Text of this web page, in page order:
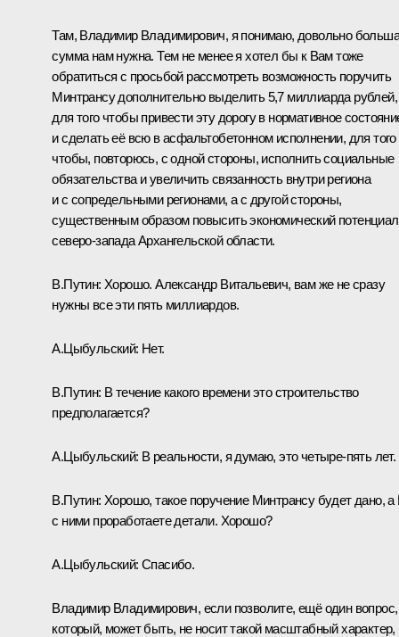
Там, Владимир Владимирович, я понимаю, довольно
сумма нам нужна. Тем не менее я хотел бы к Вам тоже
обратиться с просьбой рассмотреть возможность поручить
Минтрансу дополнительно выделить 5,7 миллиарда рублей,
для того чтобы привести эту дорогу в нормативное
и сделать её всю в асфальтобетонном исполнении, для того
чтобы, повторюсь, с одной стороны, исполнить социальные
обязательства и увеличить связанность внутри региона
и с сопредельными регионами, а с другой стороны,
существенным образом повысить экономический потенциал
северо-запада Архангельской области.
В.Путин: Хорошо. Александр Витальевич, вам же не сразу
нужны все эти пять миллиардов.
А.Цыбульский: Нет.
В.Путин: В течение какого времени это строительство
предполагается?
А.Цыбульский: В реальности, я думаю, это четыре-пять лет.
В.Путин: Хорошо, такое поручение Минтрансу будет дано,
с ними проработаете детали. Хорошо?
А.Цыбульский: Спасибо.
Владимир Владимирович, если позволите, ещё один вопрос,
который, может быть, не носит такой масштабный характер,